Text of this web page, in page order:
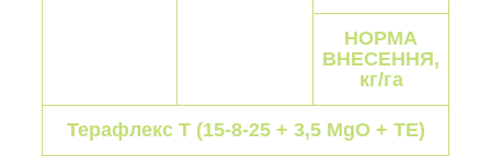
НОРМА
ВНЕСЕННЯ,
кг/га
Терафлекс Т (15-8-25 + 3,5 MgO + TЕ)